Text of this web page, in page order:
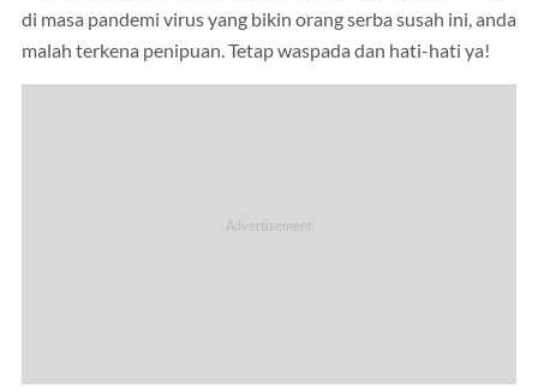
di masa pandemi virus yang bikin orang serba susah ini, anda
malah terkena penipuan. Tetap waspada dan hati-hati ya!